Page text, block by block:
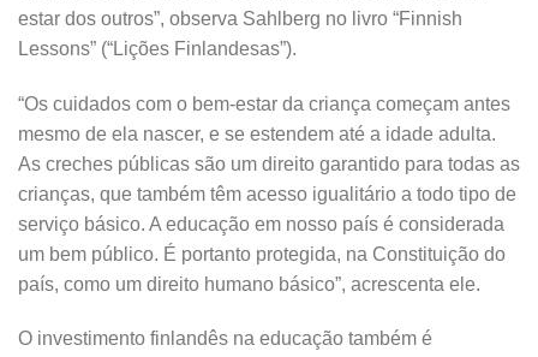
estar dos outros”, observa Sahlberg no livro “Finnish
Lessons” (“Lições Finlandesas”).
“Os cuidados com o bem-estar da criança começam antes
mesmo de ela nascer, e se estendem até a idade adulta.
As creches públicas são um direito garantido para todas as
crianças, que também têm acesso igualitário a todo tipo de
serviço básico. A educação em nosso país é considerada
um bem público. É portanto protegida, na Constituição do
país, como um direito humano básico”, acrescenta ele.
O investimento finlandês na educação também é